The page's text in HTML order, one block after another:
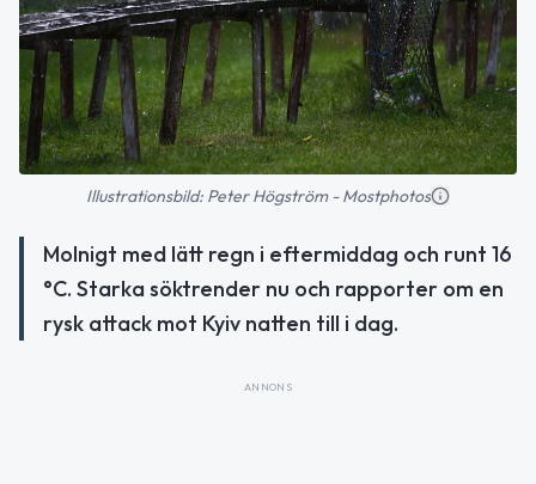
Illustrationsbild: Peter Högström - Mostphotos
Molnigt med lätt regn i eftermiddag och runt 16
°C. Starka söktrender nu och rapporter om en
rysk attack mot Kyiv natten till i dag.
ANNONS